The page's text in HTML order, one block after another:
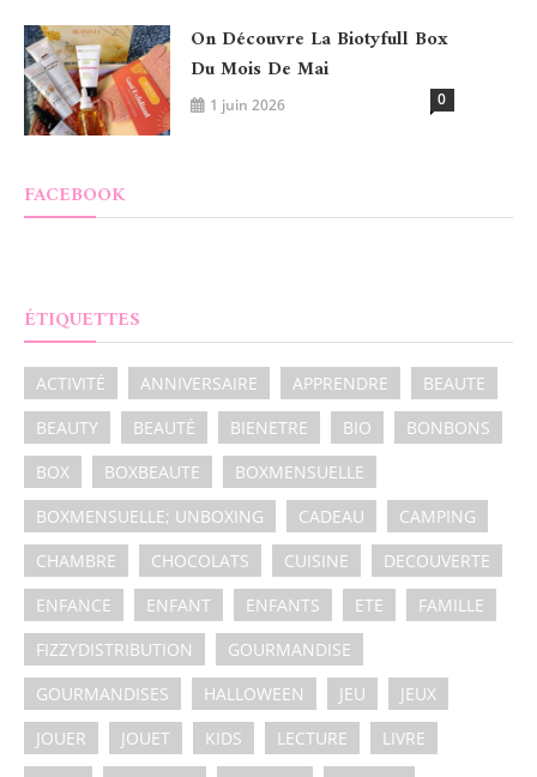
On Découvre La Biotyfull Box
Du Mois De Mai
1 juin 2026 0
FACEBOOK
ÉTIQUETTES
ACTIVITÉ ANNIVERSAIRE APPRENDRE
BEAUTE
BEAUTY
BEAUTÉ BIENETRE BIO
BONBONS
BOX
BOXBEAUTE
BOXMENSUELLE
BOXMENSUELLE; UNBOXING
CADEAU
CAMPING
CHAMBRE
CHOCOLATS CUISINE
DECOUVERTE
ENFANCE
ENFANT ENFANTS ETE
FAMILLE
FIZZYDISTRIBUTION
GOURMANDISE
GOURMANDISES
HALLOWEEN JEU
JEUX
JOUER
JOUET KIDS LECTURE
LIVRE